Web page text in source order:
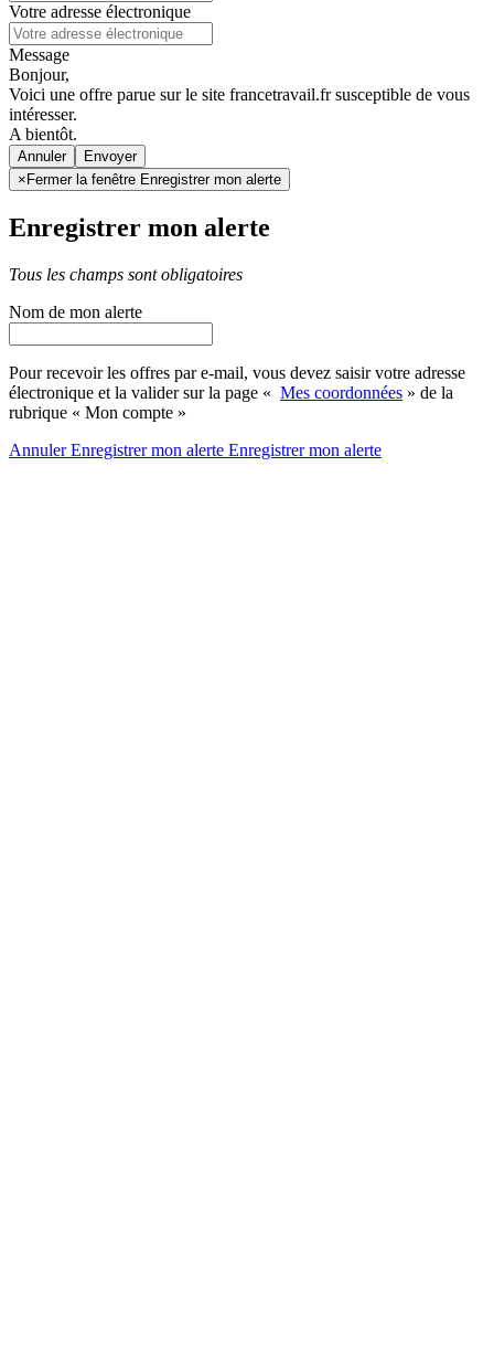
Votre adresse électronique
Message
Bonjour,
Voici une offre parue sur le site francetravail.fr susceptible de vous
intéresser.
A bientôt.
Annuler
× Fermer la fenêtre Enregistrer mon alerte
Enregistrer mon alerte
Tous les champs sont obligatoires
Nom de mon alerte
Pour recevoir les offres par e-mail, vous devez saisir votre adresse
électronique et la valider sur la page « Mes coordonnées » de la
rubrique « Mon compte »
AnnulerEnregistrer mon alerte Enregistrermon alerte